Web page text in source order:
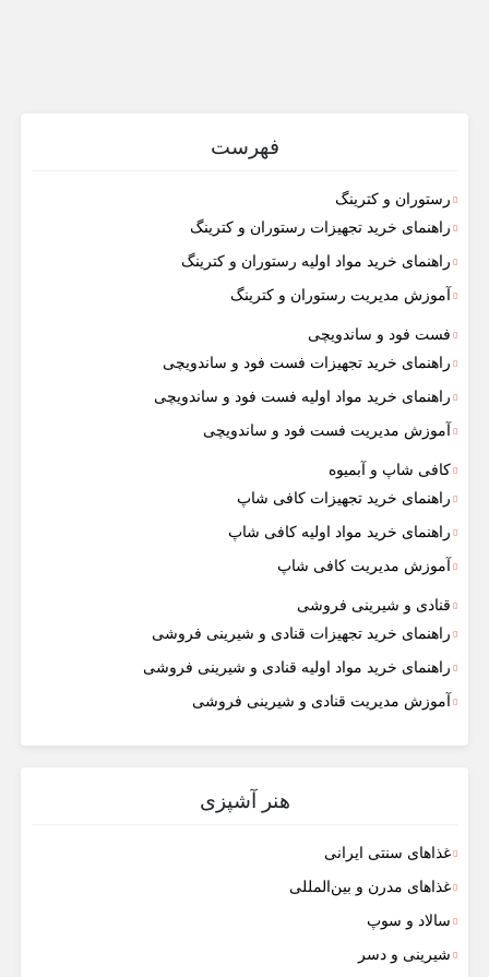
فهرست
رستوران و کترینگ
راهنمای خرید تجهیزات رستوران و کترینگ
راهنمای خرید مواد اولیه رستوران و کترینگ
آموزش مدیریت رستوران و کترینگ
فست فود و ساندویچی
راهنمای خرید تجهیزات فست فود و ساندویچی
راهنمای خرید مواد اولیه فست فود و ساندویچی
آموزش مدیریت فست فود و ساندویچی
کافی شاپ و آبمیوه
راهنمای خرید تجهیزات کافی شاپ
راهنمای خرید مواد اولیه کافی‌ شاپ‌
آموزش مدیریت کافی شاپ
قنادی و شیرینی فروشی
راهنمای خرید تجهیزات قنادی و شیرینی فروشی
راهنمای خرید مواد اولیه قنادی و شیرینی فروشی
آموزش مدیریت قنادی و شیرینی فروشی
هنر آشپزی
غذاهای سنتی ایرانی
غذاهای مدرن و بین‌المللی
سالاد و سوپ
شیرینی و دسر